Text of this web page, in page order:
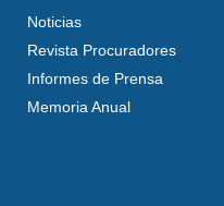
Noticias
Revista Procuradores
Informes de Prensa
Memoria Anual